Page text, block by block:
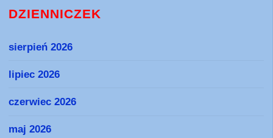
DZIENNICZEK
sierpień 2026
lipiec 2026
czerwiec 2026
maj 2026